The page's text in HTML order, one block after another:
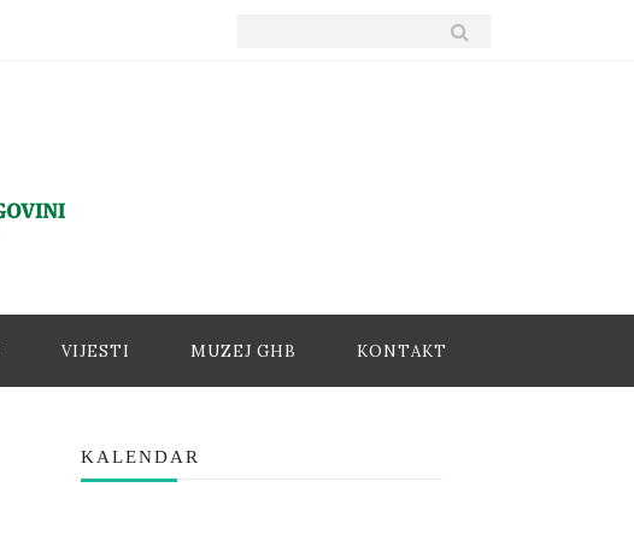
VIJESTI MUZEJ GHB KONTAKT
KALENDAR